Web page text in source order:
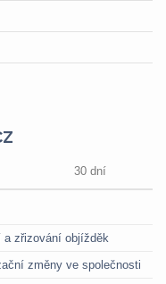
30 dní
zřizování objížděk
změny ve společnosti